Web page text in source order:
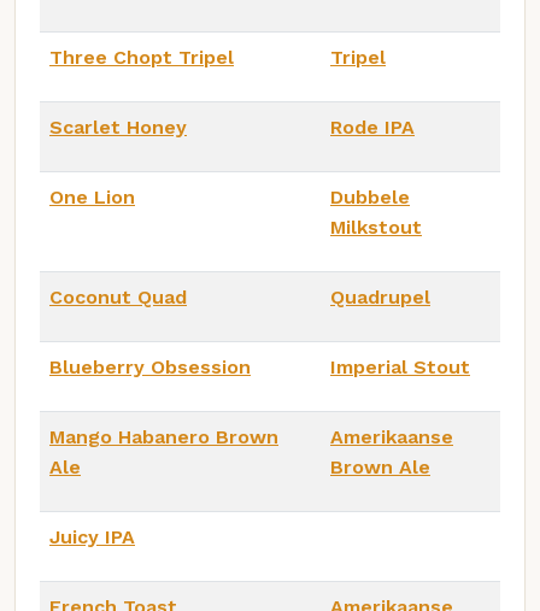
Three Chopt Tripel Tripel
Scarlet Honey Rode IPA
One Lion
Dubbele
Milkstout
Coconut Quad Quadrupel
Blueberry Obsession Imperial Stout
Mango Habanero Brown
Ale
Amerikaanse
Brown Ale
Juicy IPA